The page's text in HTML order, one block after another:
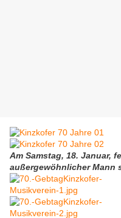
Am Samstag, 18. Januar,
außergewöhnlicher Mann